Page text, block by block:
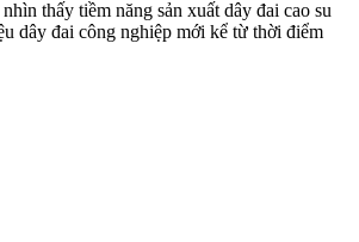
thấy tiềm năng sản xuất dây đai cao su
dây đai công nghiệp mới kể từ thời điểm